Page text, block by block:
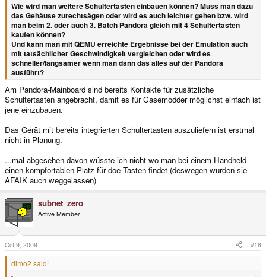
Wie wird man weitere Schultertasten einbauen können? Muss man dazu
das Gehäuse zurechtsägen oder wird es auch leichter gehen bzw. wird
man beim 2. oder auch 3. Batch Pandora gleich mit 4 Schultertasten
kaufen können?
Und kann man mit QEMU erreichte Ergebnisse bei der Emulation auch
mit tatsächlicher Geschwindigkeit vergleichen oder wird es
schneller/langsamer wenn man dann das alles auf der Pandora
ausführt?
Am Pandora-Mainboard sind bereits Kontakte für zusätzliche
Schultertasten angebracht, damit es für Casemodder möglichst einfach ist
jene einzubauen.
Das Gerät mit bereits integrierten Schultertasten auszuliefern ist erstmal
nicht in Planung.
...mal abgesehen davon wüsste ich nicht wo man bei einem Handheld
einen kompfortablen Platz für doe Tasten findet (deswegen wurden sie
AFAIK auch weggelassen)
subnet_zero
Active Member
Oct 9, 2009 #18
dimo2 said: